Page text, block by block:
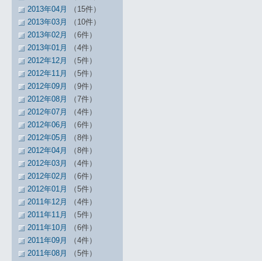
2013年04月
（15件）
2013年03月
（10件）
2013年02月
（6件）
2013年01月
（4件）
2012年12月
（5件）
2012年11月
（5件）
2012年09月
（9件）
2012年08月
（7件）
2012年07月
（4件）
2012年06月
（6件）
2012年05月
（8件）
2012年04月
（8件）
2012年03月
（4件）
2012年02月
（6件）
2012年01月
（5件）
2011年12月
（4件）
2011年11月
（5件）
2011年10月
（6件）
2011年09月
（4件）
2011年08月
（5件）